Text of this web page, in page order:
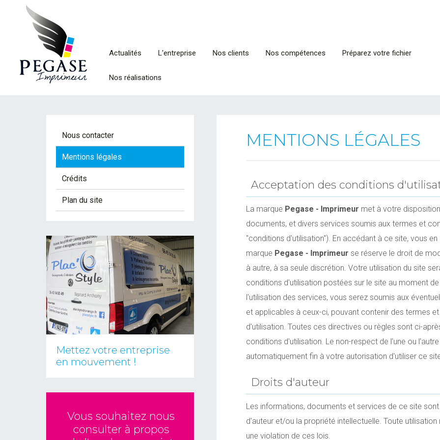
Actualités L'entreprise Nos clients Nos compétences Préparez votre fichier
Nos réalisations
MENTIONS LÉGALES
Acceptation des conditions
La marque Pegase - Imprimeur met à votre
documents, et divers services soumis aux termes et
"conditions d'utilisation"). En accédant à ce site, vous
marque Pegase - Imprimeur se réserve le droit de
à autre, à sa seule discrétion. Votre utilisation du site
conditions d'utilisation postées sur le site au moment
l'utilisation des services, vous serez soumis aux
et applicables à ceux-ci, pouvant contenir des termes
d'utilisation. Toutes ces directives ou règles sont ci-
conditions d'utilisation. Le non-respect de l'une ou
automatiquement fin à votre autorisation d'utiliser ce
Droits d'auteur
Les informations, documents et services de ce site
d'auteur et/ou la propriété intellectuelle. Toute
une violation de ces lois.
Nous contacter
Mentions légales
Crédits
Plan du site
Mettez votre entreprise
en mouvement !
Vous souhaitez nous
consulter à propos